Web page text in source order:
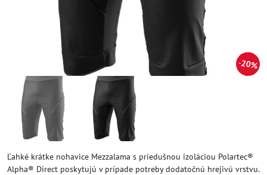
20%
Ľahké krátke nohavice Mezzalama s priedušnou izoláciou Polartec®
Alpha® Direct poskytujú v prípade potreby dodatočnú hrejivú vrstvu.